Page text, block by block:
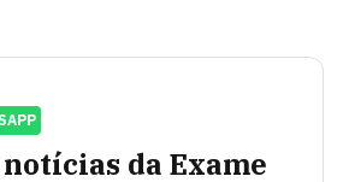
notícias da Exame